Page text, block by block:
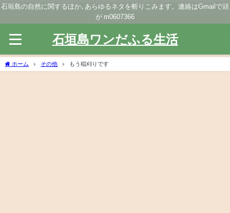
石垣島の自然に関するほか､あらゆるネタを斬りこみます。連絡はGmailで頭
が m0607366
石垣島ワンだふる生活
ホーム その他 もう稲刈りです